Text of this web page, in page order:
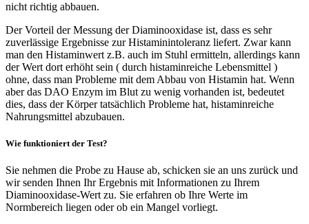
nicht richtig abbauen.
Der Vorteil der Messung der Diaminooxidase ist, dass es sehr
zuverlässige Ergebnisse zur Histaminintoleranz liefert. Zwar kann
man den Histaminwert z.B. auch im Stuhl ermitteln, allerdings kann
der Wert dort erhöht sein ( durch histaminreiche Lebensmittel )
ohne, dass man Probleme mit dem Abbau von Histamin hat. Wenn
aber das DAO Enzym im Blut zu wenig vorhanden ist, bedeutet
dies, dass der Körper tatsächlich Probleme hat, histaminreiche
Nahrungsmittel abzubauen.
Wie funktioniert der Test?
Sie nehmen die Probe zu Hause ab, schicken sie an uns zurück und
wir senden Ihnen Ihr Ergebnis mit Informationen zu Ihrem
Diaminooxidase-Wert zu. Sie erfahren ob Ihre Werte im
Normbereich liegen oder ob ein Mangel vorliegt.